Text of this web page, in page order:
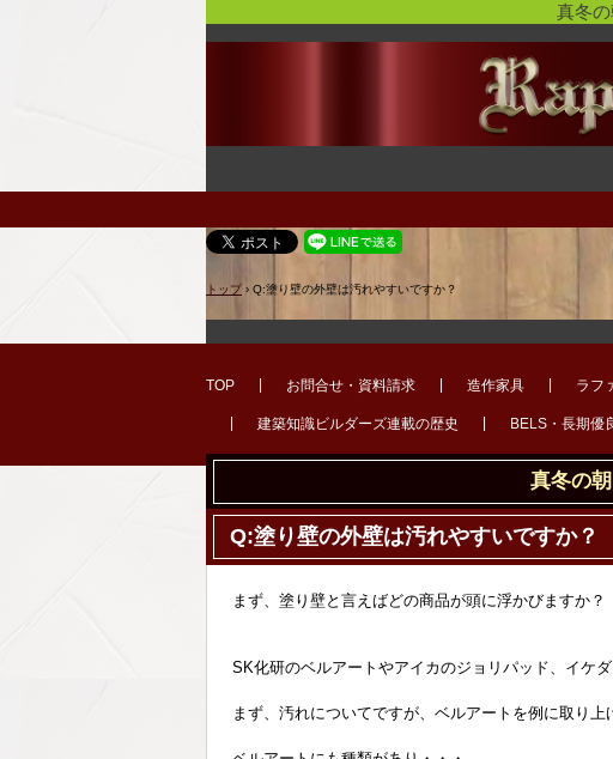
真冬
トップ › Q:塗り壁の外壁は汚れやすいですか？
TOP お問合せ・資料請求 造作家具 ラフ
建築知識ビルダーズ連載の歴史 BELS・長期
真冬の
Q:塗り壁の外壁は汚れやすいですか？
まず、塗り壁と言えばどの商品が頭に浮かびますか？
SK化研のベルアートやアイカのジョリパッド、イケ
まず、汚れについてですが、ベルアートを例に取り上